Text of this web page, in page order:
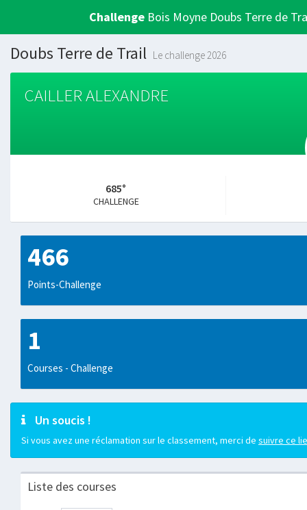
Challenge Bois Moyne Doubs Terre de
Doubs Terre de Trail Le challenge 2026
CAILLER ALEXANDRE
685°
CHALLENGE
466
Points-Challenge
1
Courses - Challenge
Un soucis !
Si vous avez une réclamation sur le classement, merci de suivre ce
Liste des courses